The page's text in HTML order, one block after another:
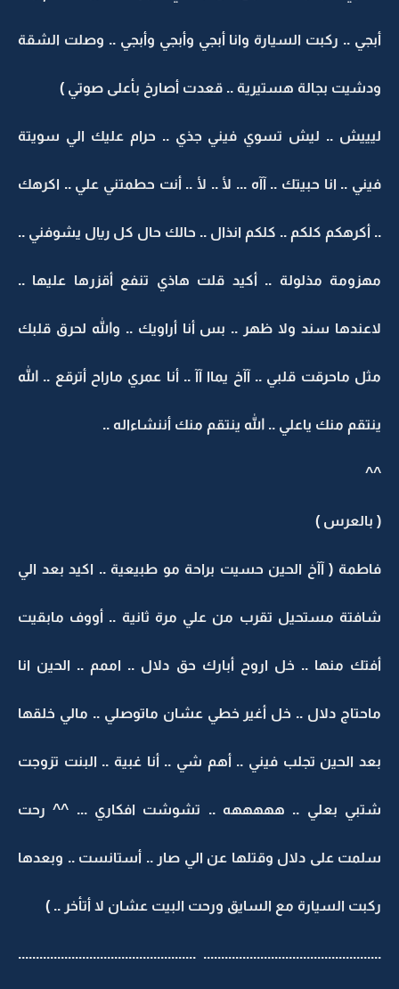
أبجي .. ركبت السيارة وانا أبجي وأبجي وأبجي .. وصلت الشقة
ودشيت بجالة هستيرية .. قعدت أصارخ بأعلى صوتي )
ليييش .. ليش تسوي فيني جذي .. حرام عليك الي سويتة
فيني .. انا حبيتك .. آآه ... لأ .. لأ .. أنت حطمتني علي .. اكرهك
.. أكرهكم كلكم .. كلكم انذال .. حالك حال كل ريال يشوفني ..
مهزومة مذلولة .. أكيد قلت هاذي تنفع أقزرها عليها ..
لاعندها سند ولا ظهر .. بس أنا أراويك .. والله لحرق قلبك
مثل ماحرقت قلبي .. آآخ يماا آآ .. أنا عمري ماراح أترقع .. الله
ينتقم منك ياعلي .. الله ينتقم منك أننشاءاله ..
^^
( بالعرس )
فاطمة ( آآخ الحين حسيت براحة مو طبيعية .. اكيد بعد الي
شافتة مستحيل تقرب من علي مرة ثانية .. أووف مابقيت
أفتك منها .. خل اروح أبارك حق دلال .. اممم .. الحين انا
ماحتاج دلال .. خل أغير خطي عشان ماتوصلي .. مالي خلقها
بعد الحين تجلب فيني .. أهم شي .. أنا غبية .. البنت تزوجت
شتبي بعلي .. هههههه .. تشوشت افكاري ... ^^ رحت
سلمت على دلال وقتلها عن الي صار .. أستانست .. وبعدها
ركبت السيارة مع السايق ورحت البيت عشان لا أتأخر .. )
.................................................. ..................................................